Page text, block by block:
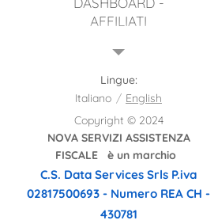
AFFILIATI
CONTATTI
ASSICURAZIONI
MACRO AREE SERVIZI
EROGABILI
RICHIESTA ADESIONE
FRANCHISING
PANNELLO IMMAGINI
Copyright © 2024
NOVA SERVIZI ASSISTENZA
FISCALE è un marchio
C.S. Data Services Srls P.iva
02817500693 - Numero REA CH -
430781
Lingue
Italiano
English